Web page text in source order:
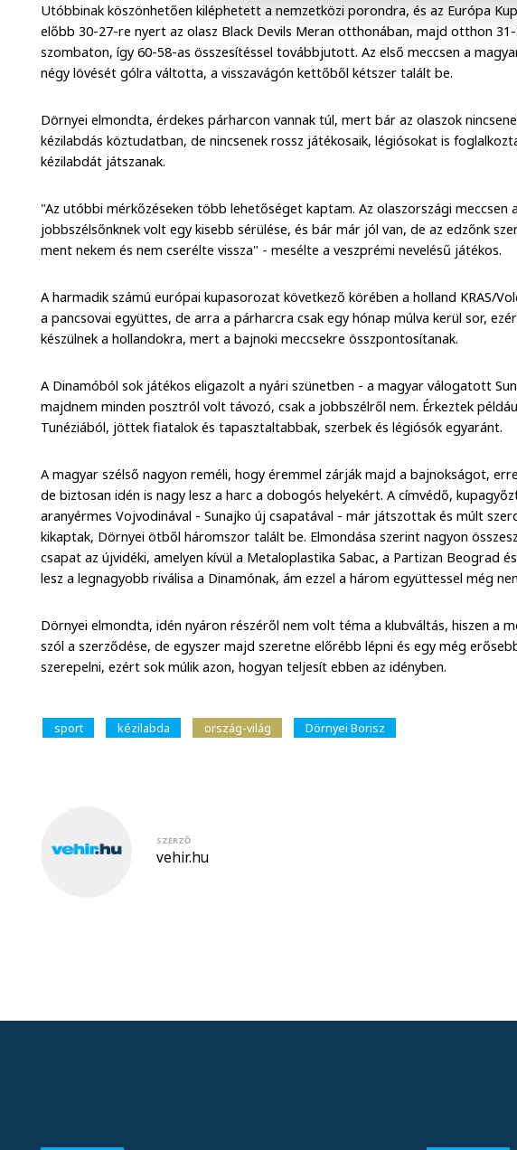
Utóbbinak köszönhetően kiléphetett a nemzetközi porondra, és az Európa
előbb 30-27-re nyert az olasz Black Devils Meran otthonában, majd otthon
szombaton, így 60-58-as összesítéssel továbbjutott. Az első meccsen a
négy lövését gólra váltotta, a visszavágón kettőből kétszer talált be.
Dörnyei elmondta, érdekes párharcon vannak túl, mert bár az olaszok
kézilabdás köztudatban, de nincsenek rossz játékosaik, légiósokat is
kézilabdát játszanak.
"Az utóbbi mérkőzéseken több lehetőséget kaptam. Az olaszországi meccsen
jobbszélsőnknek volt egy kisebb sérülése, és bár már jól van, de az edzőnk
ment nekem és nem cserélte vissza" - mesélte a veszprémi nevelésű játékos.
A harmadik számú európai kupasorozat következő körében a holland KRAS/
a pancsovai együttes, de arra a párharcra csak egy hónap múlva kerül sor,
készülnek a hollandokra, mert a bajnoki meccsekre összpontosítanak.
A Dinamóból sok játékos eligazolt a nyári szünetben - a magyar válogatott
majdnem minden posztról volt távozó, csak a jobbszélről nem. Érkeztek
Tunéziából, jöttek fiatalok és tapasztaltabbak, szerbek és légiósók egyaránt.
A magyar szélső nagyon reméli, hogy éremmel zárják majd a bajnokságot,
de biztosan idén is nagy lesz a harc a dobogós helyekért. A címvédő,
aranyérmes Vojvodinával - Sunajko új csapatával - már játszottak és múlt
kikaptak, Dörnyei ötből háromszor talált be. Elmondása szerint nagyon
csapat az újvidéki, amelyen kívül a Metaloplastika Sabac, a Partizan Beograd
lesz a legnagyobb riválisa a Dinamónak, ám ezzel a három együttessel még
Dörnyei elmondta, idén nyáron részéről nem volt téma a klubváltás, hiszen a
szól a szerződése, de egyszer majd szeretne előrébb lépni és egy még
szerepelni, ezért sok múlik azon, hogyan teljesít ebben az idényben.
sport kézilabda ország-világ Dörnyei Borisz
SZERZŐ
vehir.hu